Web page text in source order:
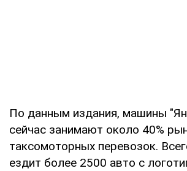
По данным издания, машины
сейчас занимают около 40%
таксомоторных перевозок.
ездит более 2500 авто c